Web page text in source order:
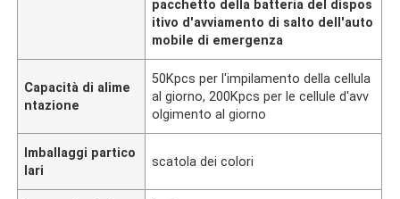
pacchetto della batteria del dispos
itivo d'avviamento di salto dell'auto
mobile di emergenza
Capacità di alime
ntazione
50Kpcs per l'impilamento della cellula
al giorno, 200Kpcs per le cellule d'avv
olgimento al giorno
Imballaggi partico
lari
scatola dei colori